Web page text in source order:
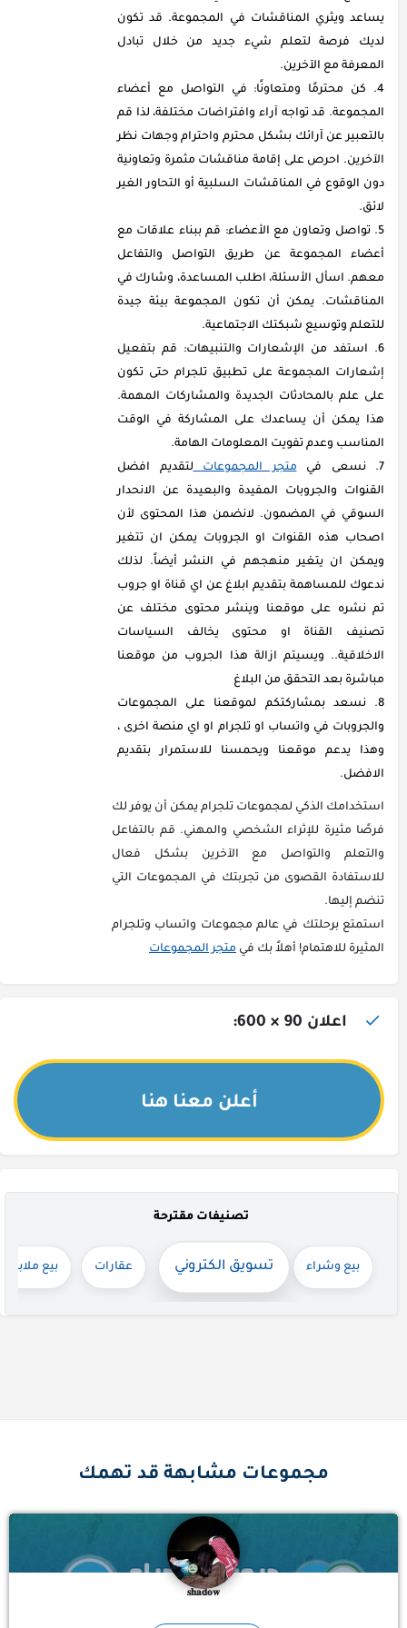
يساعد ويثري المناقشات في المجموعة. قد تكون
لديك فرصة لتعلم شيء جديد من خلال تبادل
المعرفة مع الآخرين.
كن محترمًا ومتعاونًا: في التواصل مع أعضاء
المجموعة. قد تواجه آراء وافتراضات مختلفة، لذا قم
بالتعبير عن آرائك بشكل محترم واحترام وجهات نظر
الآخرين. احرص على إقامة مناقشات مثمرة وتعاونية
دون الوقوع في المناقشات السلبية أو التحاور الغير
لائق.
تواصل وتعاون مع الأعضاء: قم ببناء علاقات مع
أعضاء المجموعة عن طريق التواصل والتفاعل
معهم. اسأل الأسئلة، اطلب المساعدة، وشارك في
المناقشات. يمكن أن تكون المجموعة بيئة جيدة
للتعلم وتوسيع شبكتك الاجتماعية.
استفد من الإشعارات والتنبيهات: قم بتفعيل
إشعارات المجموعة على تطبيق تلجرام حتى تكون
على علم بالمحادثات الجديدة والمشاركات المهمة.
هذا يمكن أن يساعدك على المشاركة في الوقت
المناسب وعدم تفويت المعلومات الهامة.
نسعى فيمتجر المجموعاتلتقديم افضل
القنوات والجروبات المفيدة والبعيدة عن الانحدار
السوقي في المضمون. لانضمن هذا المحتوى لأن
اصحاب هذه القنوات او الجروبات يمكن ان تتغير
ويمكن ان يتغير منهجهم في النشر أيضاً. لذلك
ندعوك للمساهمة بتقديم ابلاغ عن اي قناة او جروب
تم نشره على موقعنا وينشر محتوى مختلف عن
تصنيف القناة او محتوى يخالف السياسات
الاخلاقية.. ويسيتم ازالة هذا الجروب من موقعنا
مباشرة بعد التحقق من البلاغ
نسعد بمشاركتكم لموقعنا على المجموعات
والجروبات في واتساب او تلجرام او اي منصة اخرى ،
وهذا يدعم موقعنا ويحمسنا للاستمرار بتقديم
الافضل.
استخدامك الذكي لمجموعات تلجرام يمكن أن يوفر لك
فرصًا مثيرة للإثراء الشخصي والمهني. قم بالتفاعل
والتعلم والتواصل مع الآخرين بشكل فعال
للاستفادة القصوى من تجربتك في المجموعات التي
تنضم إليها.
استمتع برحلتك في عالم مجموعات واتساب وتلجرام
المثيرة للاهتمام! أهلاً بك في متجر المجموعات
اعلان 90 × 600:
أعلن معنا هنا
تصنيفات مقترحة
بيع وشراء تسويق الكتروني عقارات بيع ملابس
مجموعات مشابهة قد تهمك
𝐬𝐡𝐚𝐝𝐨𝐰
𝚆𝙴𝙻𝙲𝙾𝙼𝙴 𝚝𝚘 𝙶𝚁𝙾𝚄𝙿 - بأسلوبك تنحب، وتُحترم، َّ ○ تتفاعل نرفعك إشراف ○ للحلوين لحوج اوتت. ○ ممنوع سرق…